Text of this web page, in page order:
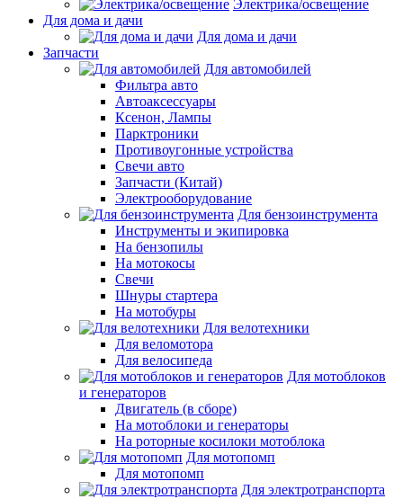
Электрика/освещение
Для дома и дачи
Для дома и дачи
Запчасти
Для автомобилей
Фильтра авто
Автоаксессуары
Ксенон, Лампы
Парктроники
Противоугонные устройства
Свечи авто
Запчасти (Китай)
Электрооборудование
Для бензоинструмента
Инструменты и экипировка
На бензопилы
На мотокосы
Свечи
Шнуры стартера
На мотобуры
Для велотехники
Для веломотора
Для велосипеда
Для мотоблоков
и генераторов
Двигатель (в сборе)
На мотоблоки и генераторы
На роторные косилоки мотоблока
Для мотопомп
Для мотопомп
Для электротранспорта